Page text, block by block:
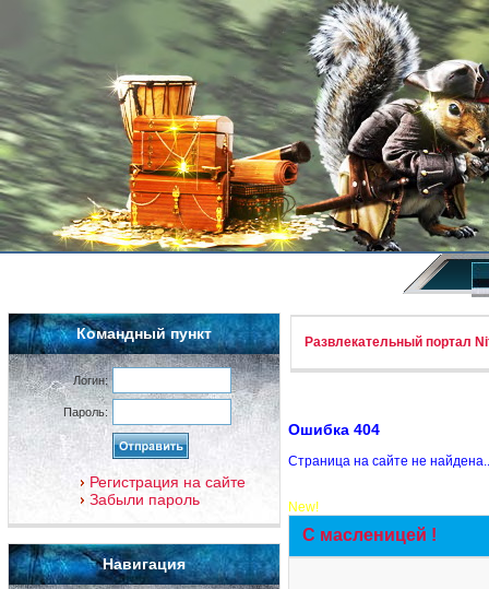
Командный пункт
Логин:
Пароль:
Регистрация на сайте
Забыли пароль
Навигация
Развлекательный портал
Ошибка 404
Страница на сайте не
New!
С масленицей !